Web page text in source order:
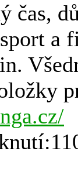
čas,
a